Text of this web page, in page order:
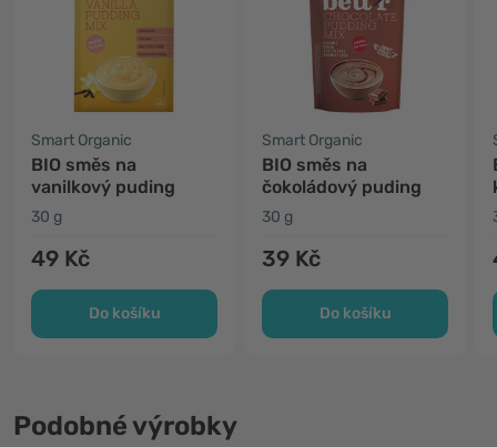
Smart Organic
BIO směs na
vanilkový puding
30 g
49 Kč
Do košíku
Smart Organic
BIO směs na
čokoládový puding
30 g
39 Kč
Do košíku
Podobné výrobky